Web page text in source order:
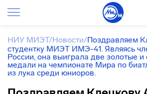
НИУ МИЭТ/Новости/Поздравляем
cтудентку МИЭТ ИМЭ-41. Являясь
России, она выиграла две золотые
медали на чемпионате Мира по
из лука среди юниоров.